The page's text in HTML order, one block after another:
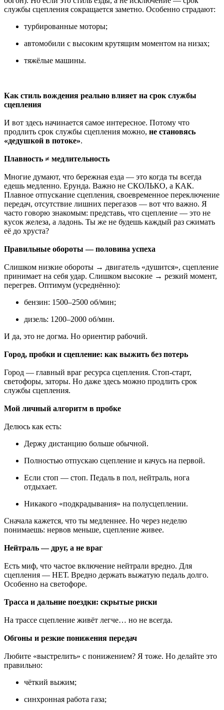
службы сцепления сокращается заметно. Особенно страдают:
турбированные моторы;
автомобили с высоким крутящим моментом на низах;
тяжёлые машины.
Как стиль вождения реально влияет на срок службы
сцепления
И вот здесь начинается самое интересное. Потому что
продлить срок службы сцепления можно, не становясь
«дедушкой в потоке».
Плавность ≠ медлительность
Многие думают, что бережная езда — это когда ты всегда
едешь медленно. Ерунда. Важно не СКОЛЬКО, а КАК.
Плавное отпускание сцепления, своевременное переключение
передач, отсутствие лишних перегазов — вот что важно. Я
часто говорю знакомым: представь, что сцепление — это не
кусок железа, а ладонь. Ты же не будешь каждый раз сжимать
её до хруста?
Правильные обороты — половина успеха
Слишком низкие обороты → двигатель «душится», сцепление
принимает на себя удар. Слишком высокие → резкий момент,
перегрев. Оптимум (усреднённо):
бензин: 1500–2500 об/мин;
дизель: 1200–2000 об/мин.
И да, это не догма. Но ориентир рабочий.
Город, пробки и сцепление: как выжить без потерь
Город — главный враг ресурса сцепления. Стоп-старт,
светофоры, заторы. Но даже здесь можно продлить срок
службы сцепления.
Мой личный алгоритм в пробке
Делюсь как есть:
Держу дистанцию больше обычной.
Полностью отпускаю сцепление и качусь на первой.
Если стоп — стоп. Педаль в пол, нейтраль, нога
отдыхает.
Никакого «подкрадывания» на полусцеплении.
Сначала кажется, что ты медленнее. Но через неделю
понимаешь: нервов меньше, сцепление живее.
Нейтраль — друг, а не враг
Есть миф, что частое включение нейтрали вредно. Для
сцепления — НЕТ. Вредно держать выжатую педаль долго.
Особенно на светофоре.
Трасса и дальние поездки: скрытые риски
На трассе сцепление живёт легче… но не всегда.
Обгоны и резкие понижения передач
Любите «выстрелить» с понижением? Я тоже. Но делайте это
правильно:
чёткий выжим;
синхронная работа газа;